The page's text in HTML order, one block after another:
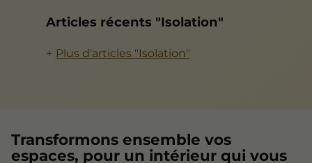
Articles récents "Isolation"
Plus d'articles "Isolation"
Transformons ensemble vos
espaces, pour un intérieur qui vous